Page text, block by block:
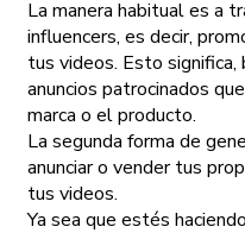
La manera habitual es a
influencers, es decir,
tus videos. Esto
anuncios patrocinados
marca o el producto.
La segunda forma de
anunciar o vender tus
tus videos.
Ya sea que estés